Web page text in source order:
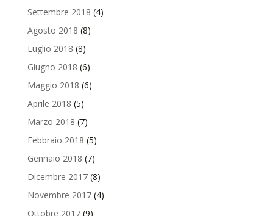
Settembre 2018 (4)
Agosto 2018 (8)
Luglio 2018 (8)
Giugno 2018 (6)
Maggio 2018 (6)
Aprile 2018 (5)
Marzo 2018 (7)
Febbraio 2018 (5)
Gennaio 2018 (7)
Dicembre 2017(8)
Novembre 2017(4)
Ottobre 2017(9)